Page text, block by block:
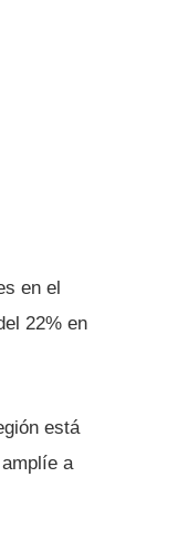
en el
22% en
está
a